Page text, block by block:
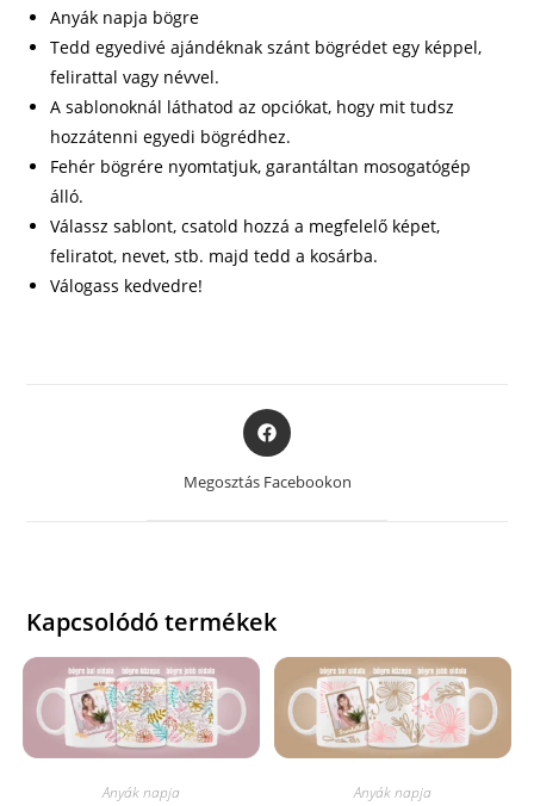
Anyák napja bögre
Tedd egyedivé ajándéknak szánt bögrédet egy képpel,
felirattal vagy névvel.
A sablonoknál láthatod az opciókat, hogy mit tudsz
hozzátenni egyedi bögrédhez.
Fehér bögrére nyomtatjuk, garantáltan mosogatógép
álló.
Válassz sablont, csatold hozzá a megfelelő képet,
feliratot, nevet, stb. majd tedd a kosárba.
Válogass kedvedre!
Opens
in
a
new
Megosztás Facebookon
Kapcsolódó termékek
Anyák napja Anyák napja